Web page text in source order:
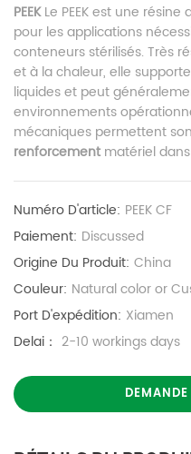
PEEKLe PEEK est une
pour les applications
conteneurs stérilisés. Très
et à la chaleur, elle
liquides et peut
environnements
mécaniques permettent
renforcement matériel
Numéro D'article: PEEK CF
Paiement: Discussed
Origine Du Produit: China
Couleur: Natural color or
Port D'expédition: Xiamen
Delai： 2-10 workings days